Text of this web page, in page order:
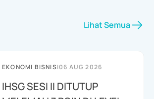
Lihat Semua
EKONOMI BISNIS|06 AUG 2026
IHSG SESI II DITUTUP